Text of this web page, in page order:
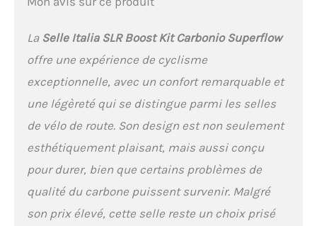
La Selle Italia SLR Boost Kit Carbonio Superflow
offre une expérience de cyclisme
exceptionnelle, avec un confort remarquable et
une légèreté qui se distingue parmi les selles
de vélo de route. Son design est non seulement
esthétiquement plaisant, mais aussi conçu
pour durer, bien que certains problèmes de
qualité du carbone puissent survenir. Malgré
son prix élevé, cette selle reste un choix prisé